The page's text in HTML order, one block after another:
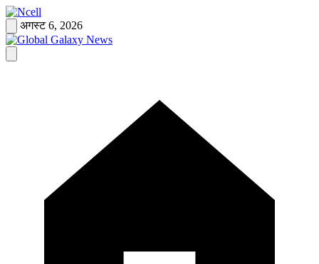
Skip
to
content
अगस्ट 6, 2026